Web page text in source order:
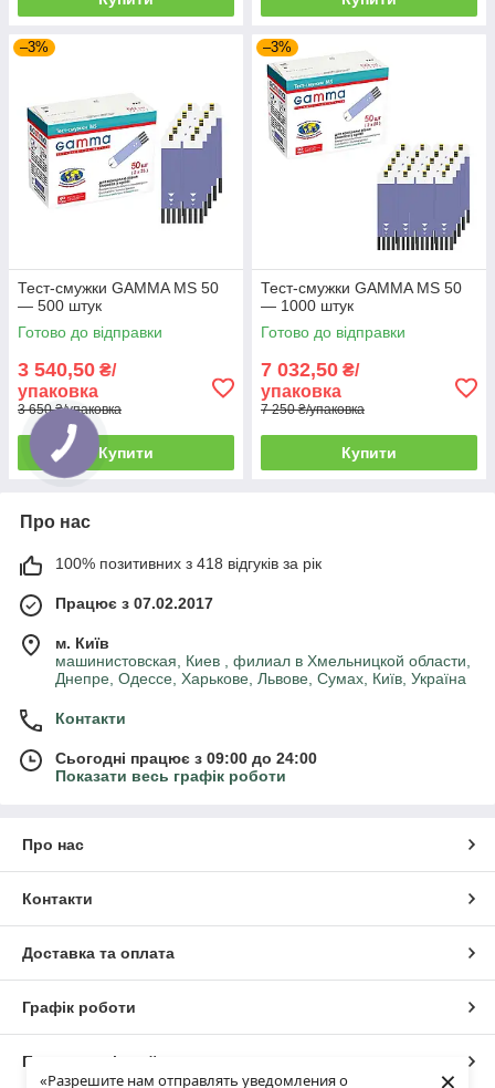
«Разрешите нам отправлять уведомления о
–3%
Тест-смужки GAMMA MS 50
— 500 штук
Готово до відправки
3 540,50 ₴/
упаковка
3 650 ₴/упаковка
Купити
–3%
Тест-смужки GAMMA MS 50
— 1000 штук
Готово до відправки
7 032,50 ₴/
упаковка
7 250 ₴/упаковка
Купити
Про нас
100% позитивних з 418 відгуків за рік
Працює з 07.02.2017
м. Київ
машинистовская, Киев , филиал в Хмельницкой области,
Днепре, Одессе, Харькове, Львове, Сумах, Київ, Україна
Контакти
Сьогодні працює з 09:00 до 24:00
Показати весь графік роботи
Про нас
Контакти
Доставка та оплата
Графік роботи
Повна версія сайту